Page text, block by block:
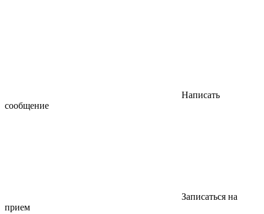
Написать
сообщение
Записаться на
прием